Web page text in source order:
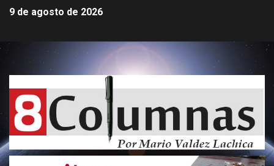
9 de agosto de 2026